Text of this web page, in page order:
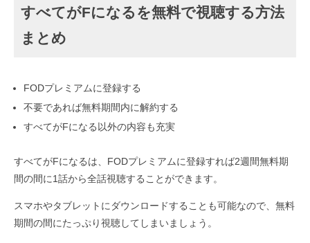
すべてがFになるを無料で視聴する方法
まとめ
FODプレミアムに登録する
不要であれば無料期間内に解約する
すべてがFになる以外の内容も充実
すべてがFになるは、FODプレミアムに登録すれば2週間無料期
間の間に1話から全話視聴することができます。
スマホやタブレットにダウンロードすることも可能なので、無料
期間の間にたっぷり視聴してしまいましょう。